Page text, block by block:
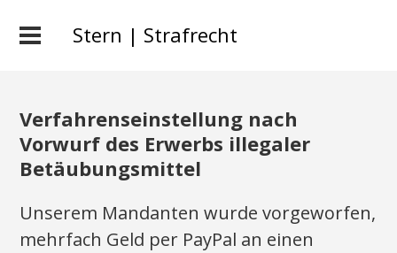
Stern | Strafrecht
Verfahrenseinstellung nach
Vorwurf des Erwerbs illegaler
Betäubungsmittel
Unserem Mandanten wurde vorgeworfen,
mehrfach Geld per PayPal an einen